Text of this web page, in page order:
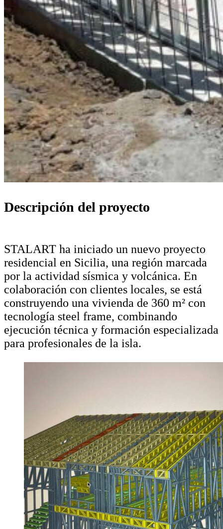
Descripción del proyecto
STALART ha iniciado un nuevo proyecto
residencial en Sicilia, una región marcada
por la actividad sísmica y volcánica. En
colaboración con clientes locales, se está
construyendo una vivienda de 360 m² con
tecnología steel frame, combinando
ejecución técnica y formación especializada
para profesionales de la isla.